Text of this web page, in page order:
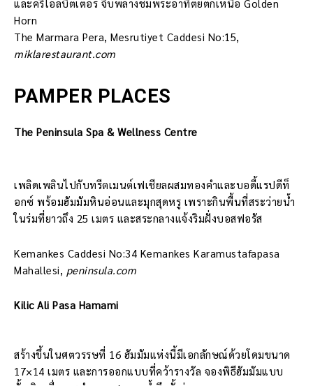
และครีโอลบิตเตอร์ จิบพลางชมพระอาทิตย์ตกเหนือ Golden
Horn
The Marmara Pera, Mesrutiyet Caddesi No:15,
miklarestaurant.com
PAMPER PLACES
The Peninsula Spa & Wellness Centre
เพลิดเพลินไปกับทรีตเมนต์เฟเชียลผสมทองคำและบอดี้แรปดีท็
อกซ์ พร้อมฮัมมัมหินอ่อนและมุกสุดหรู เพราะกินพื้นที่สระว่ายน้ำ
ในร่มที่ยาวถึง 25 เมตร และสระกลางแจ้งริมฝั่งบอสฟอรัส
Kemankes Caddesi No:34 Kemankes Karamustafapasa
Mahallesi, peninsula.com
Kilic Ali Pasa Hamami
สร้างขึ้นในศตวรรษที่ 16 ฮัมมัมแห่งนี้มีเอกลักษณ์ด้วยโดมขนาด
17×14 เมตร และการออกแบบที่คว้ารางวัล จองพิธีฮัมมัมแบบ